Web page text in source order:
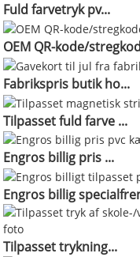
Fuld farvetryk pv...
OEM QR-kode/
Fabrikspris butik ho...
Tilpasset fuld farve ...
Engros billig pris ...
Engros billig
Tilpasset trykning...